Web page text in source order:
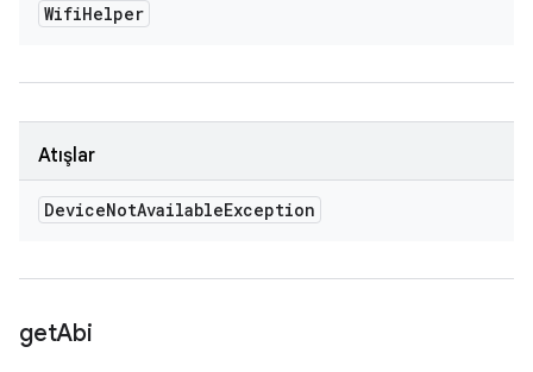
WifiHelper
Atışlar
DeviceNotAvailableException
getAbi